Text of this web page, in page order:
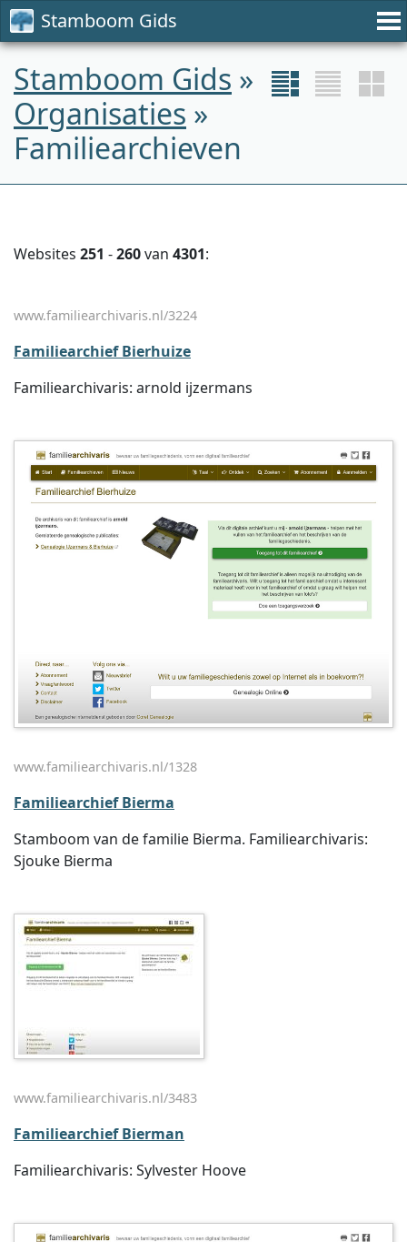
Stamboom Gids
Stamboom Gids »
Organisaties »
Familiearchieven
Websites 251 -260van 4301:
www.familiearchivaris.nl/3224
Familiearchief Bierhuize
Familiearchivaris: arnold ijzermans
www.familiearchivaris.nl/1328
Familiearchief Bierma
Stamboom van de familie Bierma. Familiearchivaris:
Sjouke Bierma
www.familiearchivaris.nl/3483
Familiearchief Bierman
Familiearchivaris: Sylvester Hoove